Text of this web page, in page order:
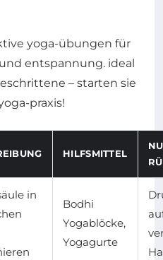
HILFSMITTEL
in
Bodhi
Yogablöcke,
Yogagurte